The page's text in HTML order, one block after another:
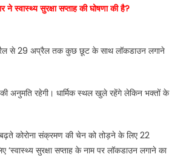
स्वास्थ्य सुरक्षा सप्ताह की घोषणा की है?
से 29 अप्रैल तक कुछ छूट के साथ लॉकडाउन लगाने
अनुमति रहेगी। धार्मिक स्थल खुले रहेंगे लेकिन भक्तों के
कोरोना संक्रमण की चेन को तोड़ने के लिए 22
सुरक्षा सप्ताह के नाम पर लॉकडाउन लगाने का